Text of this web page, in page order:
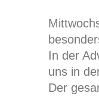
In der
uns in
Der